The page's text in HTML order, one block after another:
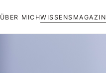
ÜBER MICHWISSENSMAGAZIN